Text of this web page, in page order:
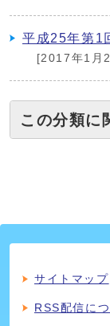
平成25年第1
[2017年1月
この分類に
サイトマップ
RSS配信に